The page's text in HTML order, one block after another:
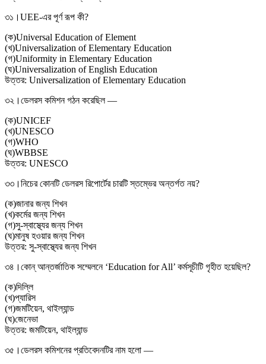
৩১। UEE-এর পূর্ণ রূপ কী?
(ক)Universal Education of Element
(খ)Universalization of Elementary Education
(গ)Uniformity in Elementary Education
(ঘ)Universalization of English Education
উত্তর: Universalization of Elementary Education
৩২। ডেলরস কমিশন গঠন করেছিল —
(ক)UNICEF
(খ)UNESCO
(গ)WHO
(ঘ)WBBSE
উত্তর: UNESCO
৩৩। নিচের কোনটি ডেলরস রিপোর্টের চারটি স্তম্ভের অন্তর্গত নয়?
(ক)জানার জন্য শিখন
(খ)কর্মের জন্য শিখন
(গ)সু-স্বাস্থ্যের জন্য শিখন
(ঘ)মানুষ হওয়ার জন্য শিখন
উত্তর: সু-স্বাস্থ্যের জন্য শিখন
৩৪। কোন্ আন্তর্জাতিক সম্মেলনে ‘Education for All’ কর্মসূচীটি গৃহীত হয়েছিল?
(ক)দিল্লি
(খ)প্যারিস
(গ)জমটিয়েন, থাইল্যান্ড
(ঘ)জেনেভা
উত্তর: জমটিয়েন, থাইল্যান্ড
৩৫। ডেলরস কমিশনের প্রতিবেদনটির নাম হলো —